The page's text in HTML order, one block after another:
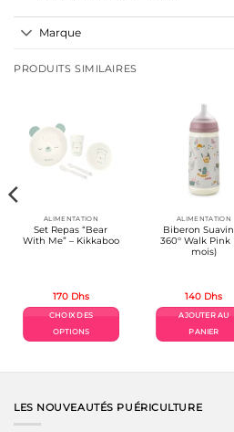
Marque
PRODUITS SIMILAIRES
ALIMENTATION
Set Repas “Bear
With Me” – Kikkaboo
170 Dhs
CHOIX DES
OPTIONS
a
variations.
ALIMENTATION
Biberon
360° Walk Pink
mois)
140 Dhs
AJOUTER AU
PANIER
LES NOUVEAUTÉS PUÉRICULTURE